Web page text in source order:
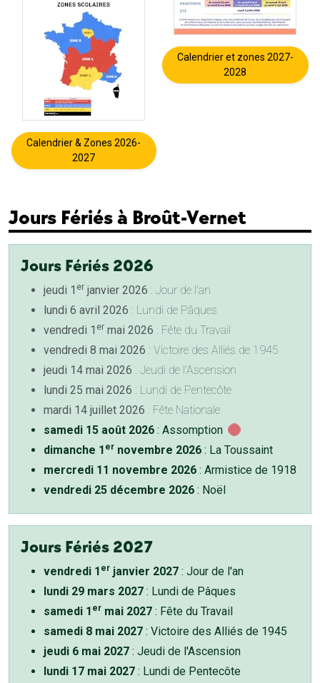
Calendrier & Zones 2026-
2027
Calendrier et zones 2027-
2028
Jours Fériés à Broût-Vernet
Jours Fériés 2026
jeudi 1 er janvier 2026 : Jour de l'an
lundi 6 avril 2026 : Lundi de Pâques
vendredi 1 er mai 2026 : Fête du Travail
vendredi 8 mai 2026 : Victoire des Alliés de 1945
jeudi 14 mai 2026 : Jeudi de l'Ascension
lundi 25 mai 2026 : Lundi de Pentecôte
mardi 14 juillet 2026 : Fête Nationale
samedi 15 août 2026 : Assomption
dimanche 1 er novembre 2026 : La Toussaint
mercredi 11 novembre 2026 : Armistice de 1918
vendredi 25 décembre 2026 : Noël
Jours Fériés 2027
vendredi 1 er janvier 2027 : Jour de l'an
lundi 29 mars 2027 : Lundi de Pâques
samedi 1 er mai 2027 : Fête du Travail
samedi 8 mai 2027 : Victoire des Alliés de 1945
jeudi 6 mai 2027 : Jeudi de l'Ascension
lundi 17 mai 2027 : Lundi de Pentecôte